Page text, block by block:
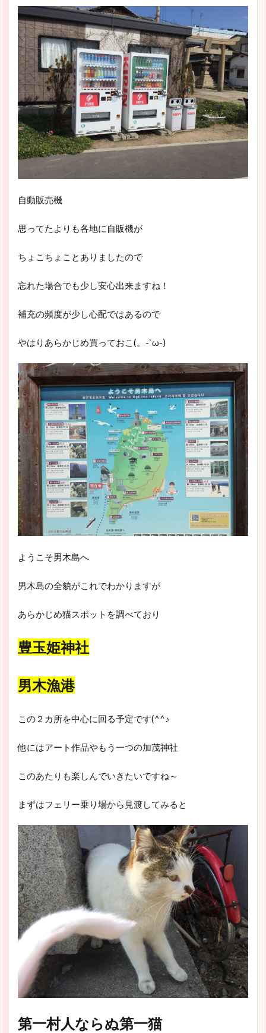
自動販売機
思ってたよりも各地に自販機が
ちょこちょことありましたので
忘れた場合でも少し安心出来ますね！
補充の頻度が少し心配ではあるので
やはりあらかじめ買っておこ(。-`ω-)
ようこそ男木島へ
男木島の全貌がこれでわかりますが
あらかじめ猫スポットを調べており
豊玉姫神社
男木漁港
この２カ所を中心に回る予定です(^^♪
他にはアート作品やもう一つの加茂神社
このあたりも楽しんでいきたいですね～
まずはフェリー乗り場から見渡してみると
第一村人ならぬ第一猫